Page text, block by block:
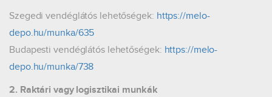
Szegedi vendéglátós lehetőségek: https://melo-
depo.hu/munka/635
Budapesti vendéglátós lehetőségek: https://melo-
depo.hu/munka/738
2. Raktári vagy logisztikai munkák